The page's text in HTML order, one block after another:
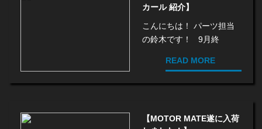
カール 紹介】
こんにちは！ パーツ担当
の鈴木です！ 9月終
READ MORE
【MOTOR MATE遂に入荷